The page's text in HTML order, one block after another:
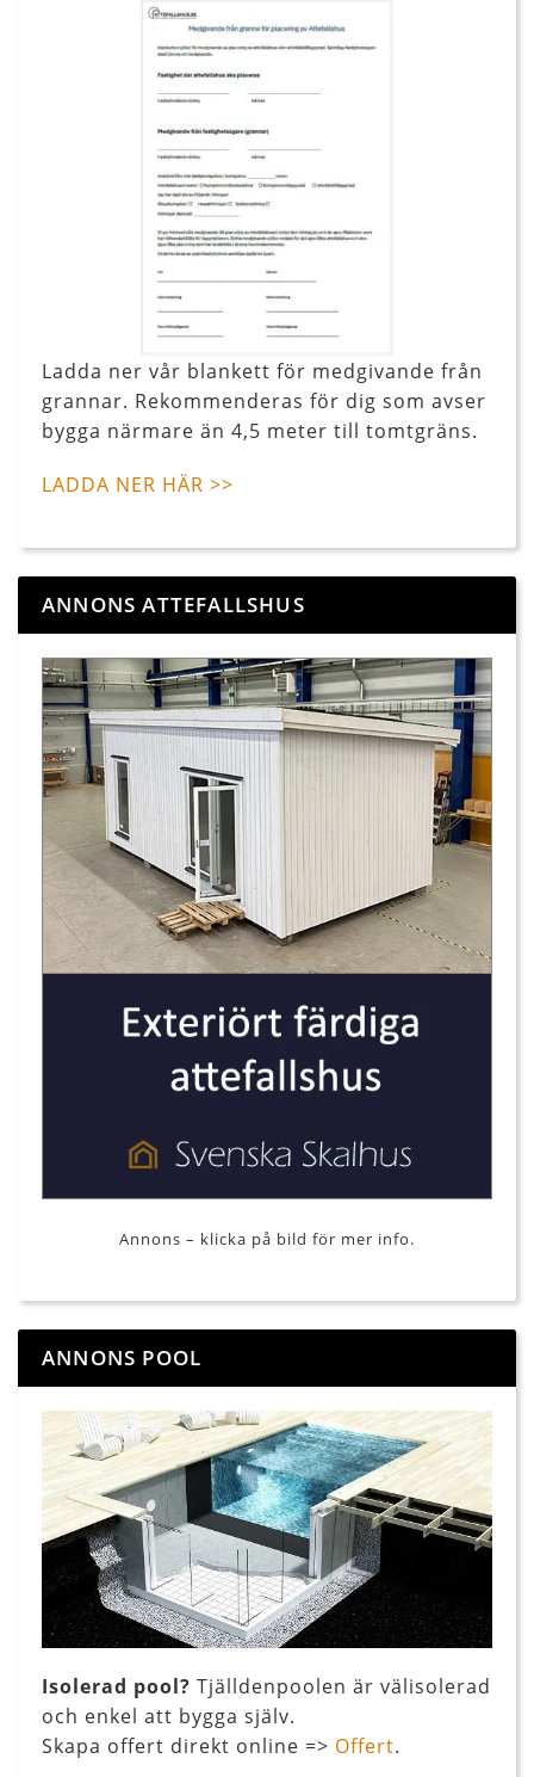
Ladda ner vår blankett för medgivande från
grannar. Rekommenderas för dig som avser
bygga närmare än 4,5 meter till tomtgräns.
LADDA NER HÄR >>
ANNONS ATTEFALLSHUS
Annons – klicka på bild för mer info.
ANNONS POOL
Isolerad pool? Tjälldenpoolen är välisolerad
och enkel att bygga själv.
Skapa offert direkt online => Offert.